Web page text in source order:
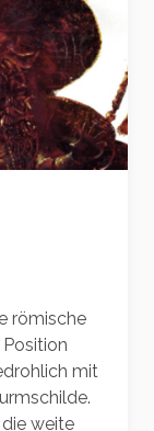
römische
mit
weite